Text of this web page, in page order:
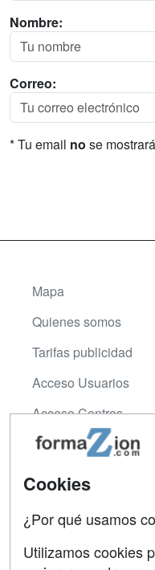
Nombre:
Correo:
* Tu email no se
Mapa
Quienes somos
Tarifas publicidad
Acceso Usuarios
Acceso Centros
Contactar
Cookies
¿Por qué usamos
Utilizamos cookies